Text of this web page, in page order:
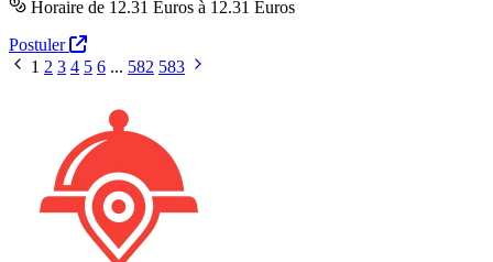
Horaire de 12.31 Euros à 12.31 Euros
Postuler
1 2 3 4 5 6 ... 582 583